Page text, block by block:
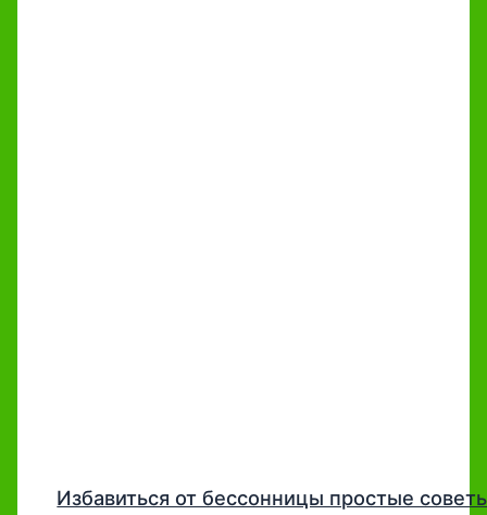
Избавиться от бессонницы простые